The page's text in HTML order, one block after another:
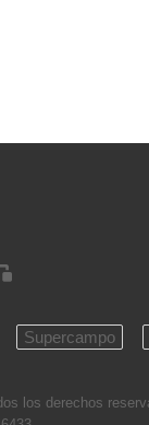
Supercampo
los derechos